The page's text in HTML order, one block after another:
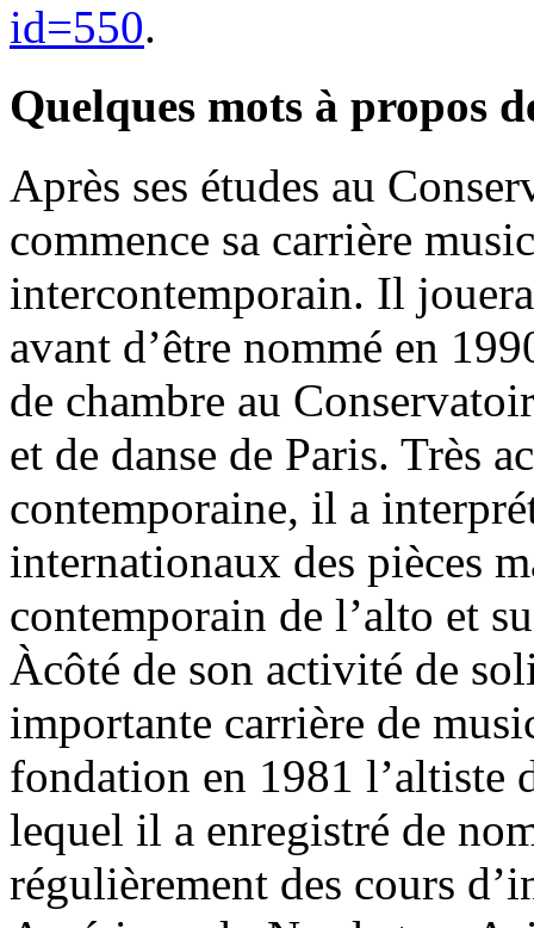
id=550.
Quelques mots à propos
Après ses études au
commence sa carrière
intercontemporain. Il
avant d’être nommé en
de chambre au
et de danse de Paris. Très
contemporaine, il a
internationaux des pièces
contemporain de l’alto et
Àcôté de son activité de
importante carrière de
fondation en 1981 l’altiste
lequel il a enregistré de
régulièrement des cours